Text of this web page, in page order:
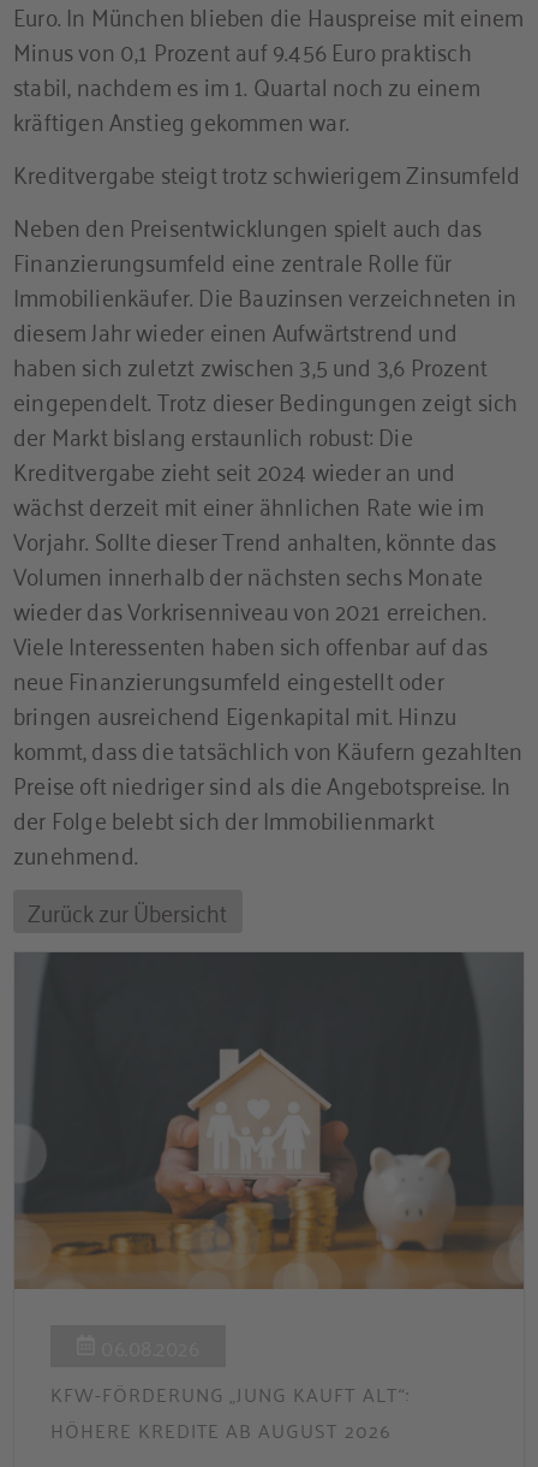
Euro. In München blieben die Hauspreise mit einem
Minus von 0,1 Prozent auf 9.456 Euro praktisch
stabil, nachdem es im 1. Quartal noch zu einem
kräftigen Anstieg gekommen war.
Kreditvergabe steigt trotz schwierigem Zinsumfeld
Neben den Preisentwicklungen spielt auch das
Finanzierungsumfeld eine zentrale Rolle für
Immobilienkäufer. Die Bauzinsen verzeichneten in
diesem Jahr wieder einen Aufwärtstrend und
haben sich zuletzt zwischen 3,5 und 3,6 Prozent
eingependelt. Trotz dieser Bedingungen zeigt sich
der Markt bislang erstaunlich robust: Die
Kreditvergabe zieht seit 2024 wieder an und
wächst derzeit mit einer ähnlichen Rate wie im
Vorjahr. Sollte dieser Trend anhalten, könnte das
Volumen innerhalb der nächsten sechs Monate
wieder das Vorkrisenniveau von 2021 erreichen.
Viele Interessenten haben sich offenbar auf das
neue Finanzierungsumfeld eingestellt oder
bringen ausreichend Eigenkapital mit. Hinzu
kommt, dass die tatsächlich von Käufern gezahlten
Preise oft niedriger sind als die Angebotspreise. In
der Folge belebt sich der Immobilienmarkt
zunehmend.
Zurück zur Übersicht
KFW-FÖRDERUNG „JUNG KAUFT ALT“:
HÖHERE KREDITE AB AUGUST 2026